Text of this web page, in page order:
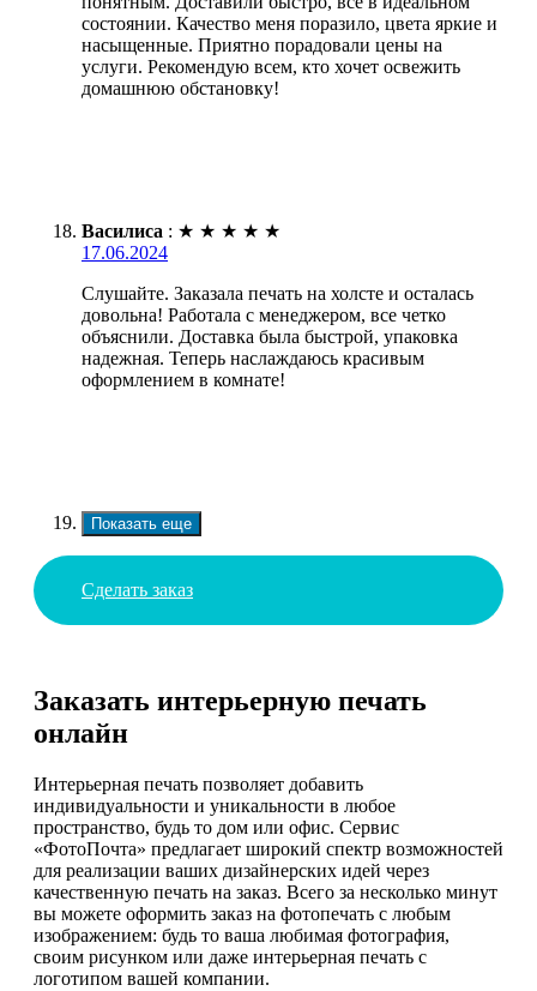
состоянии. Качество меня поразило, цвета яркие и
насыщенные. Приятно порадовали цены на
услуги. Рекомендую всем, кто хочет освежить
домашнюю обстановку!
Василиса : ★ ★ ★ ★ ★
17.06.2024
Слушайте. Заказала печать на холсте и осталась
довольна! Работала с менеджером, все четко
объяснили. Доставка была быстрой, упаковка
надежная. Теперь наслаждаюсь красивым
оформлением в комнате!
Показать еще
Сделать заказ
Заказать интерьерную печать
онлайн
Интерьерная печать позволяет добавить
индивидуальности и уникальности в любое
пространство, будь то дом или офис. Сервис
«ФотоПочта» предлагает широкий спектр возможностей
для реализации ваших дизайнерских идей через
качественную печать на заказ. Всего за несколько минут
вы можете оформить заказ на фотопечать с любым
изображением: будь то ваша любимая фотография,
своим рисунком или даже интерьерная печать с
логотипом вашей компании.